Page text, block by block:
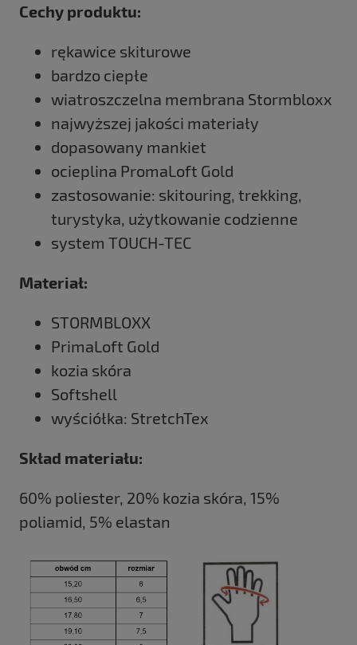
Cechy produktu:
rękawice skiturowe
bardzo ciepłe
wiatroszczelna membrana Stormbloxx
najwyższej jakości materiały
dopasowany mankiet
ocieplina PromaLoft Gold
zastosowanie: skitouring, trekking,
turystyka, użytkowanie codzienne
system TOUCH-TEC
Materiał:
STORMBLOXX
PrimaLoft Gold
kozia skóra
Softshell
wyściółka: StretchTex
Skład materiału:
60% poliester, 20% kozia skóra, 15%
poliamid, 5% elastan